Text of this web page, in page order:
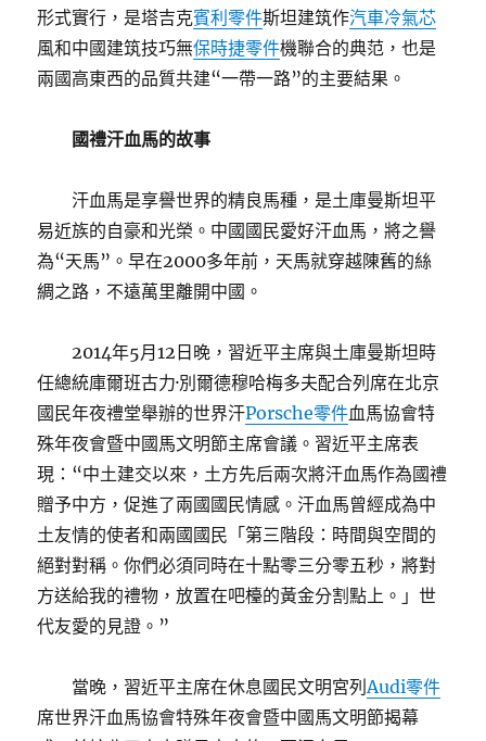
形式實行，是塔吉克賓利零件斯坦建筑作汽車冷氣芯
風和中國建筑技巧無保時捷零件機聯合的典范，也是
兩國高東西的品質共建“一帶一路”的主要結果。
國禮汗血馬的故事
汗血馬是享譽世界的精良馬種，是土庫曼斯坦平
易近族的自豪和光榮。中國國民愛好汗血馬，將之譽
為“天馬”。早在2000多年前，天馬就穿越陳舊的絲
綢之路，不遠萬里離開中國。
2014年5月12日晚，習近平主席與土庫曼斯坦時
任總統庫爾班古力·別爾德穆哈梅多夫配合列席在北京
國民年夜禮堂舉辦的世界汗Porsche零件血馬協會特
殊年夜會暨中國馬文明節主席會議。習近平主席表
現：“中土建交以來，土方先后兩次將汗血馬作為國禮
贈予中方，促進了兩國國民情感。汗血馬曾經成為中
土友情的使者和兩國國民「第三階段：時間與空間的
絕對對稱。你們必須同時在十點零三分零五秒，將對
方送給我的禮物，放置在吧檯的黃金分割點上。」世
代友愛的見證。”
當晚，習近平主席在休息國民文明宮列Audi零件
席世界汗血馬協會特殊年夜會暨中國馬文明節揭幕